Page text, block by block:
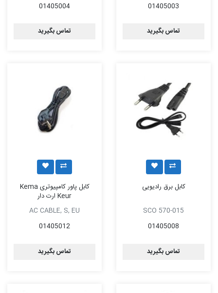
01405003
تماس بگیرید
01405004
تماس بگیرید
کابل برق رادیویی
SCO 570-015
01405008
تماس بگیرید
کابل پاور کامپیوتری Kema
Keur ارت دار
AC CABLE,‌ S, EU
01405012
تماس بگیرید